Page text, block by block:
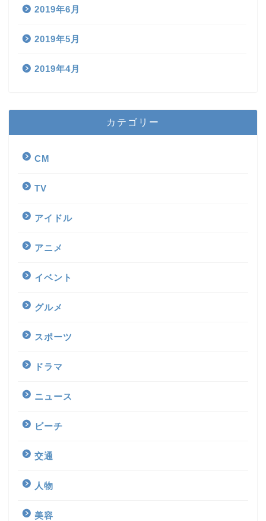
2019年6月
2019年5月
2019年4月
カテゴリー
CM
TV
アイドル
アニメ
イベント
グルメ
スポーツ
ドラマ
ニュース
ビーチ
交通
人物
美容